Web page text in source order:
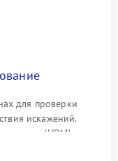
для проверки
искажений.
портов (HDMI,
под нагрузкой в